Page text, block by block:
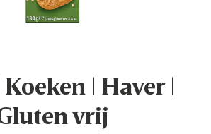
| Haver |
vrij